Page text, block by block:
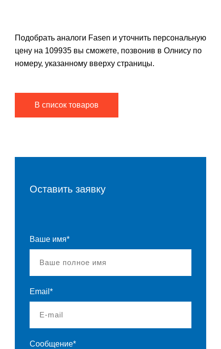
Подобрать аналоги Fasen и уточнить персональную
цену на 109935 вы сможете, позвонив в Олнису по
номеру, указанному вверху страницы.
В список товаров
Оставить заявку
Ваше имя*
Email*
Сообщение*